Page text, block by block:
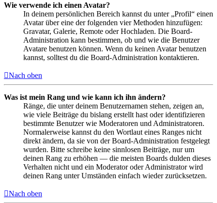
Wie verwende ich einen Avatar?
In deinem persönlichen Bereich kannst du unter „Profil“ einen
Avatar über eine der folgenden vier Methoden hinzufügen:
Gravatar, Galerie, Remote oder Hochladen. Die Board-
Administration kann bestimmen, ob und wie die Benutzer
Avatare benutzen können. Wenn du keinen Avatar benutzen
kannst, solltest du die Board-Administration kontaktieren.
Nach oben
Was ist mein Rang und wie kann ich ihn ändern?
Ränge, die unter deinem Benutzernamen stehen, zeigen an,
wie viele Beiträge du bislang erstellt hast oder identifizieren
bestimmte Benutzer wie Moderatoren und Administratoren.
Normalerweise kannst du den Wortlaut eines Ranges nicht
direkt ändern, da sie von der Board-Administration festgelegt
wurden. Bitte schreibe keine sinnlosen Beiträge, nur um
deinen Rang zu erhöhen — die meisten Boards dulden dieses
Verhalten nicht und ein Moderator oder Administrator wird
deinen Rang unter Umständen einfach wieder zurücksetzen.
Nach oben